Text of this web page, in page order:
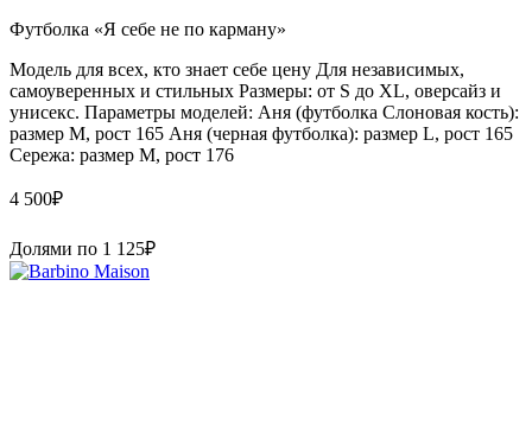
Футболка «Я себе не по карману»
Модель для всех, кто знает себе цену Для независимых,
самоуверенных и стильных Размеры: от S до XL, оверсайз и
унисекс. Параметры моделей: Аня (футболка Слоновая кость):
размер М, рост 165 Аня (черная футболка): размер L, рост 165
Сережа: размер M, рост 176
4 500₽
Долями по 1 125₽